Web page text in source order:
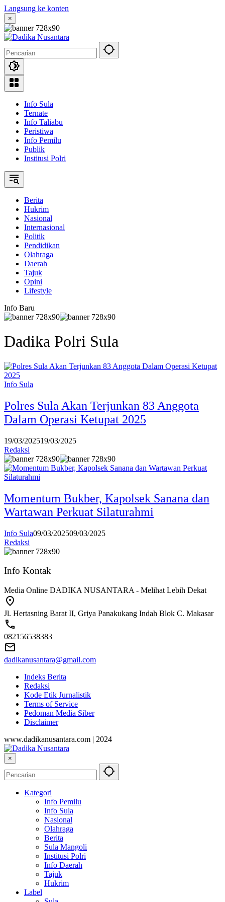
Langsung ke konten
×
Info Sula
Ternate
Info Taliabu
Peristiwa
Info Pemilu
Publik
Institusi Polri
Berita
Hukrim
Nasional
Internasional
Politik
Pendidikan
Olahraga
Daerah
Tajuk
Opini
Lifestyle
Info Baru
Dadika Polri Sula
Info Sula
Polres Sula Akan Terjunkan 83 Anggota
Dalam Operasi Ketupat 2025
19/03/202519/03/2025
Redaksi
Momentum Bukber, Kapolsek Sanana dan
Wartawan Perkuat Silaturahmi
Info Sula09/03/202509/03/2025
Redaksi
Info Kontak
Media Online DADIKA NUSANTARA - Melihat Lebih Dekat
Jl. Hertasning Barat II, Griya Panakukang Indah Blok C. Makasar
082156538383
dadikanusantara@gmail.com
Indeks Berita
Redaksi
Kode Etik Jurnalistik
Terms of Service
Pedoman Media Siber
Disclaimer
www.dadikanusantara.com | 2024
×
Kategori
Info Pemilu
Info Sula
Nasional
Olahraga
Berita
Sula Mangoli
Institusi Polri
Info Daerah
Tajuk
Hukrim
Label